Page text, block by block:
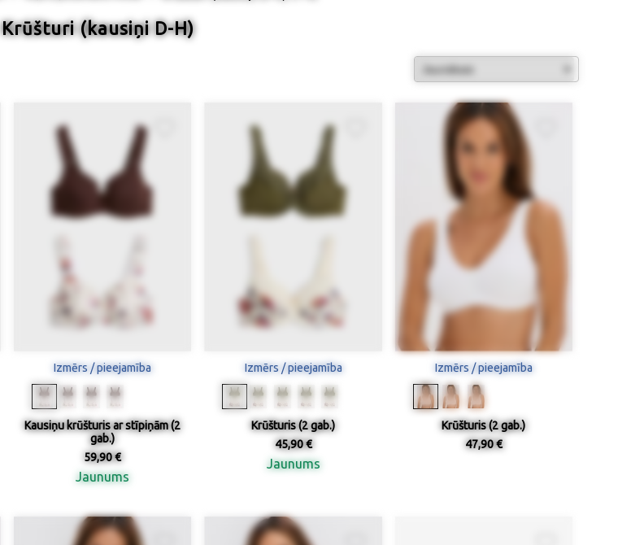
Krūšturi (kausiņi D-H)
Izmērs / pieejamība
Kausiņu krūšturis ar stīpiņām (2
gab.)
59,90 €
Jaunums
Izmērs / pieejamība
Krūšturis (2 gab.)
45,90 €
Jaunums
Izmērs / pieejamība
Krūšturis (2 gab.)
47,90 €